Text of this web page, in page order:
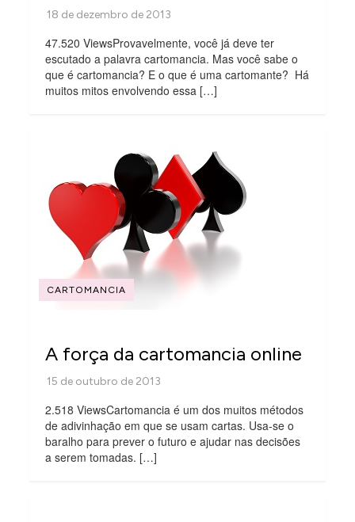
47.520 ViewsProvavelmente, você já deve ter
escutado a palavra cartomancia. Mas você sabe o
que é cartomancia? E o que é uma cartomante? Há
muitos mitos envolvendo essa […]
CARTOMANCIA
A força da cartomancia online
2.518 ViewsCartomancia é um dos muitos métodos
de adivinhação em que se usam cartas. Usa-se o
baralho para prever o futuro e ajudar nas decisões
a serem tomadas. […]